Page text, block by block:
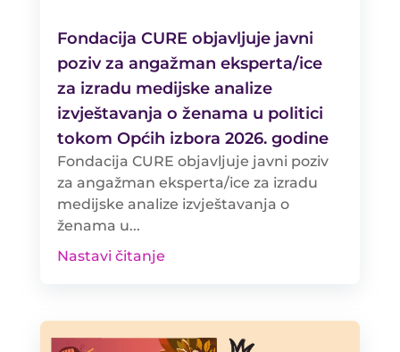
Fondacija CURE objavljuje javni
poziv za angažman eksperta/ice
za izradu medijske analize
izvještavanja o ženama u politici
tokom Općih izbora 2026. godine
Fondacija CURE objavljuje javni poziv
za angažman eksperta/ice za izradu
medijske analize izvještavanja o
ženama u...
Nastavi čitanje